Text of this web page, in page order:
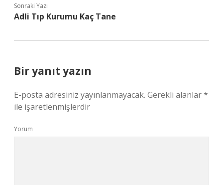
Sonraki Yazı
Adli Tıp Kurumu Kaç Tane
Bir yanıt yazın
E-posta adresiniz yayınlanmayacak. Gerekli alanlar*
ile işaretlenmişlerdir
Yorum